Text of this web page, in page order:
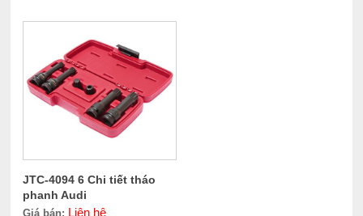
JTC-4094 6 Chi tiết tháo
phanh Audi
Giá bán: Liên hệ